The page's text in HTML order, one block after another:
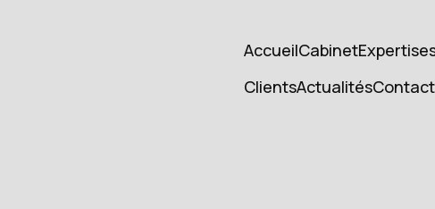
AccueilCabinet
ClientsActualitésContact